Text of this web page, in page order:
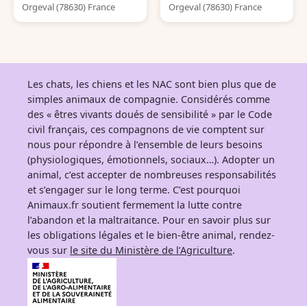
Orgeval (78630) France
Orgeval (78630) France
Les chats, les chiens et les NAC sont bien plus que de
simples animaux de compagnie. Considérés comme
des « êtres vivants doués de sensibilité » par le Code
civil français, ces compagnons de vie comptent sur
nous pour répondre à l’ensemble de leurs besoins
(physiologiques, émotionnels, sociaux…). Adopter un
animal, c’est accepter de nombreuses responsabilités
et s’engager sur le long terme. C’est pourquoi
Animaux.fr soutient fermement la lutte contre
l’abandon et la maltraitance. Pour en savoir plus sur
les obligations légales et le bien-être animal, rendez-
vous sur le site du Ministère de l’Agriculture.